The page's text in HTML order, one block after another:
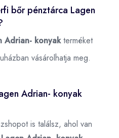
bőr pénztárca Lagen
Adrian- konyakterméket
vásárolhatja meg.
Adrian- konyak
is találsz, ahol van